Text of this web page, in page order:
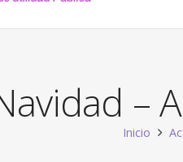
–
Inicio